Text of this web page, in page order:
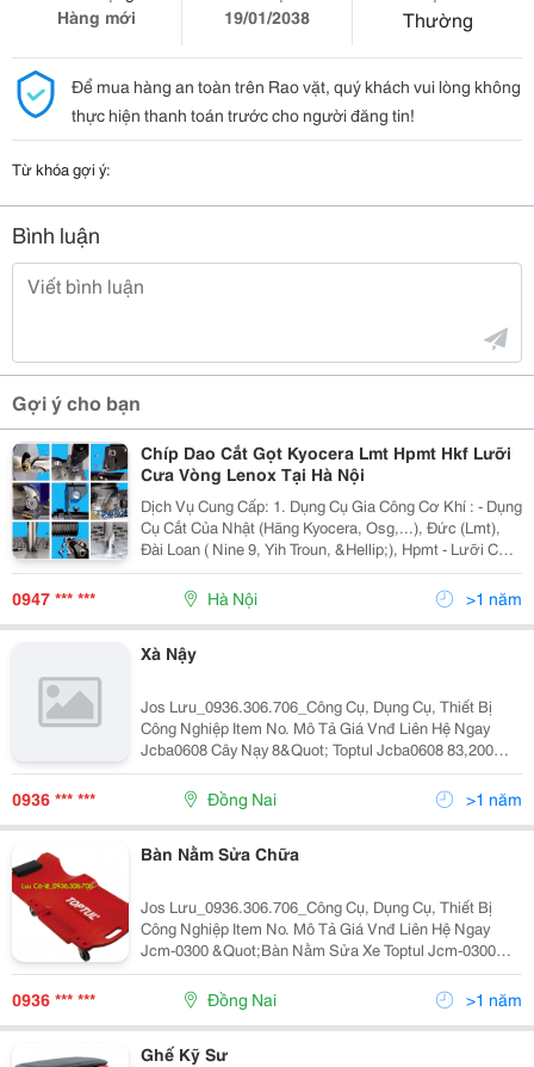
Hàng mới
19/01/2038
Thường
Để mua hàng an toàn trên Rao vặt, quý khách vui lòng không
thực hiện thanh toán trước cho người đăng tin!
Từ khóa gợi ý:
Bình luận
Gợi ý cho bạn
Chíp Dao Cắt Gọt Kyocera Lmt Hpmt Hkf Lưỡi
Cưa Vòng Lenox Tại Hà Nội
Dịch Vụ Cung Cấp: 1. Dụng Cụ Gia Công Cơ Khí : - Dụng
Cụ Cắt Của Nhật (Hãng Kyocera, Osg,...), Đức (Lmt),
Đài Loan ( Nine 9, Yih Troun, &Hellip;), Hpmt - Lưỡi Cưa
Vòng Của Mỹ (Lenox); Lưỡi Cưa Đĩa Của Italy
0947 *** *** Hà Nội >1 năm
Xà Nậy
Jos Lưu_0936.306.706_Công Cụ, Dụng Cụ, Thiết Bị
Công Nghiệp Item No. Mô Tả Giá Vnđ Liên Hệ Ngay
Jcba0608 Cây Nạy 8&Quot; Toptul Jcba0608 83,200
0936306706 Jcba9E12 Cây Nạy 12&Quot; Toptul
Jcba9E12 132,000 0168811
0936 *** *** Đồng Nai >1 năm
Bàn Nằm Sửa Chữa
Jos Lưu_0936.306.706_Công Cụ, Dụng Cụ, Thiết Bị
Công Nghiệp Item No. Mô Tả Giá Vnđ Liên Hệ Ngay
Jcm-0300 &Quot;Bàn Nằm Sửa Xe Toptul Jcm-0300
Plastic Creeper 1020X480X115Mm&Quot; 1,252,700
0936 *** *** Đồng Nai >1 năm
Ghế Kỹ Sư